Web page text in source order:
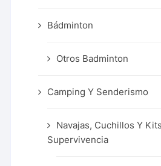
Bádminton
Otros Badminton
Camping Y Senderismo
Navajas, Cuchillos Y
Supervivencia